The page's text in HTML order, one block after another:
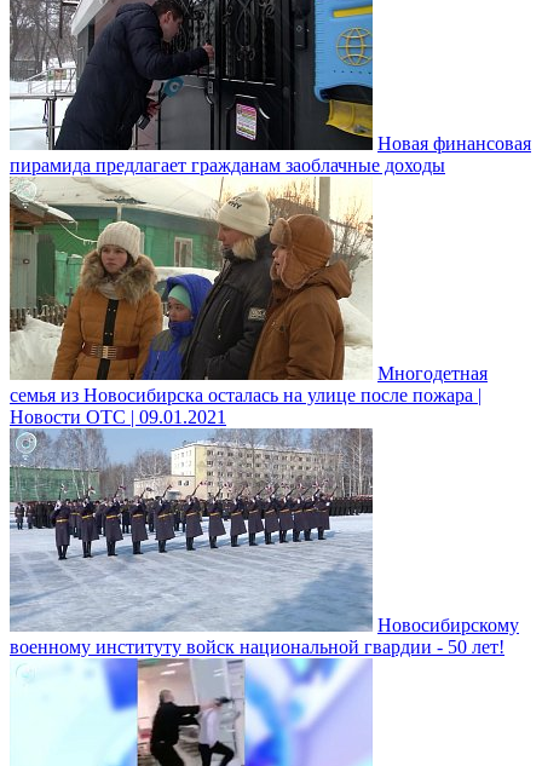
Новая финансовая
пирамида предлагает гражданам заоблачные доходы
Многодетная
семья из Новосибирска осталась на улице после пожара |
Новости ОТС | 09.01.2021
Новосибирскому
военному институту войск национальной гвардии - 50 лет!